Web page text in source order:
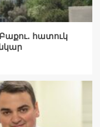
Բաքու․ հատուկ